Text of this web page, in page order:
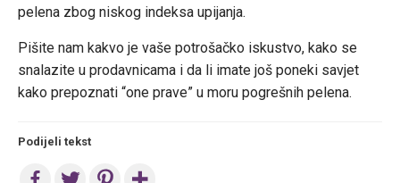
pelena zbog niskog indeksa upijanja.
Pišite nam kakvo je vaše potrošačko iskustvo, kako se
snalazite u prodavnicama i da li imate još poneki savjet
kako prepoznati “one prave” u moru pogrešnih pelena.
Podijeli tekst